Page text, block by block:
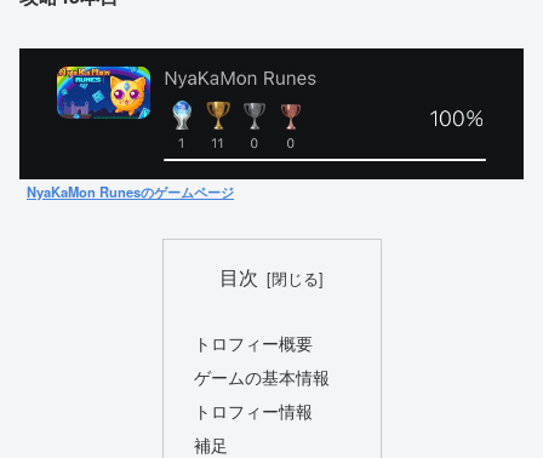
NyaKaMon Runesのゲームページ
目次
トロフィー概要
ゲームの基本情報
トロフィー情報
補足